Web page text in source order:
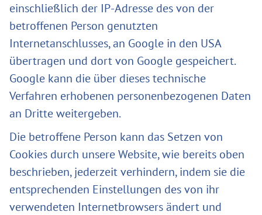
einschließlich der IP-Adresse des von der
betroffenen Person genutzten
Internetanschlusses, an Google in den USA
übertragen und dort von Google gespeichert.
Google kann die über dieses technische
Verfahren erhobenen personenbezogenen Daten
an Dritte weitergeben.
Die betroffene Person kann das Setzen von
Cookies durch unsere Website, wie bereits oben
beschrieben, jederzeit verhindern, indem sie die
entsprechenden Einstellungen des von ihr
verwendeten Internetbrowsers ändert und